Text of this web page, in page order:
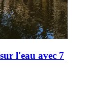
l'eau avec 7